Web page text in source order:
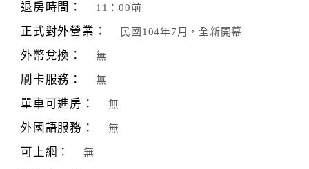
據
作
提
店
退房時間： 11：00前
正式對外營業： 民國104年7月，全新開幕
外幣兌換： 無
刷卡服務： 無
單車可進房： 無
外國語服務： 無
可上網： 無